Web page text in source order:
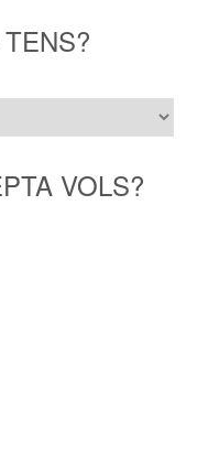
VOLS?